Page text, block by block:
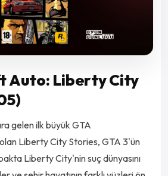
Auto: Liberty City
gelen ilk büyük GTA
Liberty City Stories, GTA 3'ün
Liberty City'nin suç dünyasını